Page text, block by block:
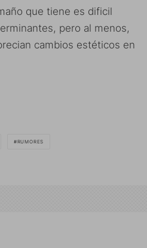
que tiene es dificil
pero al menos,
cambios estéticos en
RUMORES